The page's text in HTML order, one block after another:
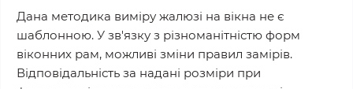
Дана методика виміру жалюзі на вікна не є
шаблонною. У зв'язку з різноманітністю форм
віконних рам, можливі зміни правил замірів.
Відповідальність за надані розміри при